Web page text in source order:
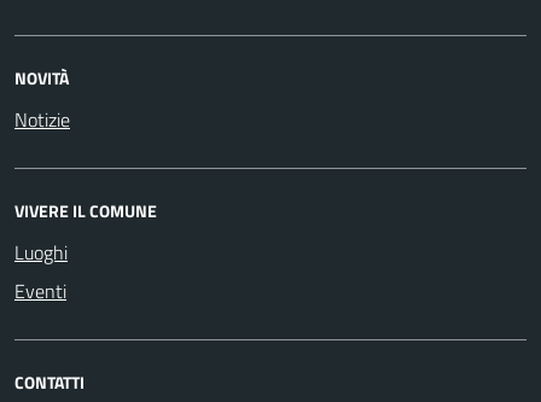
NOVITÀ
Notizie
VIVERE IL COMUNE
Luoghi
Eventi
CONTATTI